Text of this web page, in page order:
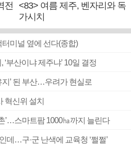
전
<83> 여름 제주, 벤자리와 독
가시치
미널 옆에 선다(종합)
부산이냐 제주냐’ 10일 결정
지’ 된 부산…우려가 현실로
혁신위 설치
’…스마트팜 1000㏊까지 늘린다
데…구·군 난색에 교육청 ‘쩔쩔’